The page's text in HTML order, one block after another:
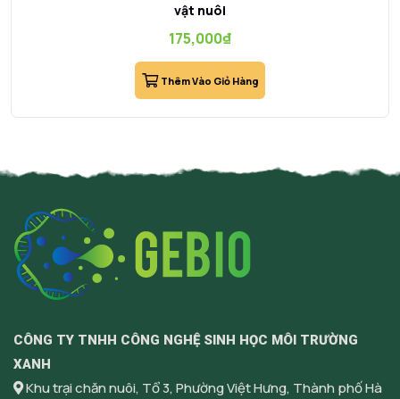
vật nuôi
175,000₫
Thêm Vào Giỏ Hàng
CÔNG TY TNHH CÔNG NGHỆ SINH HỌC MÔI TRƯỜNG
XANH
Khu trại chăn nuôi, Tổ 3, Phường Việt Hưng, Thành phố Hà